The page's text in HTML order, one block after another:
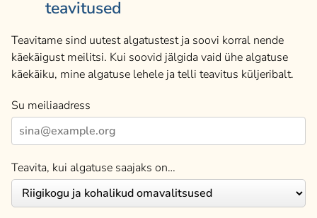
teavitused
Teavitame sind uutest algatustest ja soovi korral nende
käekäigust meilitsi. Kui soovid jälgida vaid ühe algatuse
käekäiku, mine algatuse lehele ja telli teavitus küljeribalt.
Su meiliaadress
Teavita, kui algatuse saajaks on…